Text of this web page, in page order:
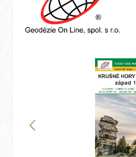
Bildergalerie überspringen